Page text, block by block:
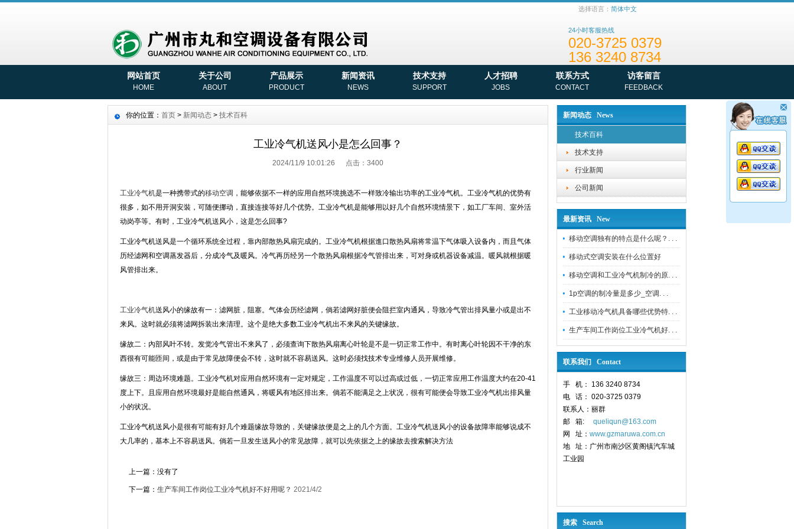
选择语言： 简体中文
24小时客服热线
020-3725 0379
136 3240 8734
02028907518
网站首页
HOME
关于公司
ABOUT
产品展示
PRODUCT
新闻资讯
NEWS
技术支持
SUPPORT
人才招聘
JOBS
联系方式
CONTACT
访客留言
FEEDBACK
新闻动态 News
技术百科
技术支持
行业新闻
公司新闻
最新资讯 New
移动空调独有的特点是什么呢？. . .
移动式空调安装在什么位置好
移动空调和工业冷气机制冷的原. . .
1p空调的制冷量是多少_空调. . .
工业移动冷气机具备哪些优势特. . .
生产车间工作岗位工业冷气机好. . .
联系我们 Contact
手 机： 136 3240 8734
电 话： 020-3725 0379
联系人：丽群
邮 箱: queliqun@163.com
网 址： www.gzmaruwa.com.cn
地 址： 广州市南沙区黄阁镇汽车城
工业园
搜索 Search
你的位置： 首页 > 新闻动态 > 技术百科
工业冷气机送风小是怎么回事？
2024/11/9 10:01:26 点击：3400
工业冷气机是一种携带式的移动空调 ，能够依据不一样的应用自然环境挑选不一样致冷输出功率的工业冷气机。工业冷气机的优势有
很多，如不用开洞安裝，可随便挪动，直接连接等好几个优势。工业冷气机是能够用以好几个自然环境情景下，如工厂车间、室外活
动岗亭等。有时，工业冷气机送风小，这是怎么回事?
工业冷气机送风是一个循环系统全过程，靠內部散热风扇完成的。工业冷气机根据進口散热风扇将常温下气体吸入设备内，而且气体
历经滤网和空调蒸发器后，分成冷气及暖风。冷气再历经另一个散热风扇根据冷气管排出来，可对身或机器设备减温。暖风就根据暖
风管排出来。
工业冷气机送风小的缘故有一：滤网脏，阻塞。气体会历经滤网，倘若滤网好脏便会阻拦室内通风，导致冷气管出排风量小或是出不
来风。这时就必须将滤网拆装出来清理。这个是绝大多数工业冷气机出不来风的关键缘故。
缘故二：內部风叶不转。发觉冷气管出不来风了，必须查询下散热风扇离心叶轮是不是一切正常工作中。有时离心叶轮因不干净的东
西很有可能匝间，或是由于常见故障便会不转，这时就不容易送风。这时必须找技术专业维修人员开展维修。
缘故三：周边环境难题。工业冷气机对应用自然环境有一定对规定，工作温度不可以过高或过低，一切正常应用工作温度大约在20-41
度上下。且应用自然环境最好是能自然通风，将暖风有地区排出来。倘若不能满足之上状况，很有可能便会导致工业冷气机出排风量
小的状况。
工业冷气机送风小是很有可能有好几个难题缘故导致的，关键缘故便是之上的几个方面。工业冷气机送风小的设备故障率能够说成不
大几率的，基本上不容易送风。倘若一旦发生送风小的常见故障，就可以先依据之上的缘故去搜索解决方法
上一篇：没有了
下一篇： 生产车间工作岗位工业冷气机好不好用呢？ 2021/4/2